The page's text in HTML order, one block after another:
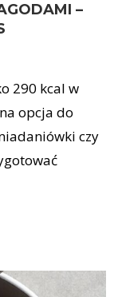
–
290 kcal w
opcja do
czy